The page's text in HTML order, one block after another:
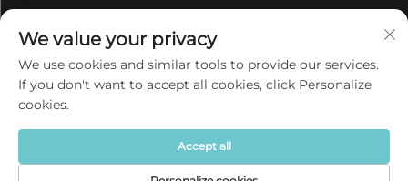
Подпишите се
Ауторско право © 2025 од стране Чаоцоу Цианјуе
Церамицс Цо, Лтд.
Политике приватности
We value your privacy
We use cookies and similar tools to provide our services.
If you don't want to accept all cookies, click Personalize
cookies.
Accept all